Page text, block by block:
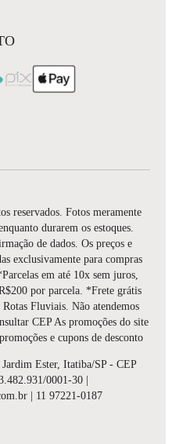
reservados. Fotos meramente
durarem os estoques.
de dados. Os preços e
exclusivamente para compras
em até 10x sem juros,
por parcela. *Frete grátis
Fluviais. Não atendemos
CEP As promoções do site
e cupons de desconto
Ester, Itatiba/SP - CEP
0001-30 |
| 11 97221-0187